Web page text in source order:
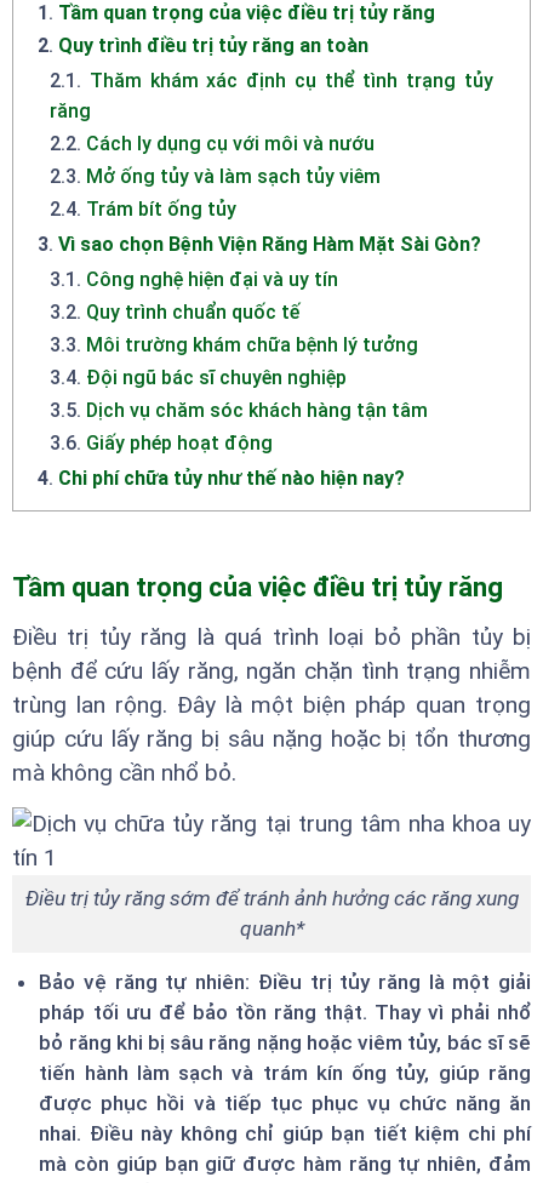
1. Tầm quan trọng của việc điều trị tủy răng
2. Quy trình điều trị tủy răng an toàn
2.1 . Thăm khám xác định cụ thể tình trạng tủy
răng
2.2. Cách ly dụng cụ với môi và nướu
2.3. Mở ống tủy và làm sạch tủy viêm
2.4. Trám bít ống tủy
3. Vì sao chọn Bệnh Viện Răng Hàm Mặt Sài Gòn?
3.1 . Công nghệ hiện đại và uy tín
3.2. Quy trình chuẩn quốc tế
3.3. Môi trường khám chữa bệnh lý tưởng
3.4. Đội ngũ bác sĩ chuyên nghiệp
3.5. Dịch vụ chăm sóc khách hàng tận tâm
3.6. Giấy phép hoạt động
4. Chi phí chữa tủy như thế nào hiện nay?
Tầm quan trọng của việc điều trị tủy răng
Điều trị tủy răng là quá trình loại bỏ phần tủy bị
bệnh để cứu lấy răng, ngăn chặn tình trạng nhiễm
trùng lan rộng. Đây là một biện pháp quan trọng
giúp cứu lấy răng bị sâu nặng hoặc bị tổn thương
mà không cần nhổ bỏ.
Điều trị tủy răng sớm để tránh ảnh hưởng các răng xung
quanh*
Bảo vệ răng tự nhiên: Điều trị tủy răng là một giải
pháp tối ưu để bảo tồn răng thật. Thay vì phải nhổ
bỏ răng khi bị sâu răng nặng hoặc viêm tủy, bác sĩ sẽ
tiến hành làm sạch và trám kín ống tủy, giúp răng
được phục hồi và tiếp tục phục vụ chức năng ăn
nhai. Điều này không chỉ giúp bạn tiết kiệm chi phí
mà còn giúp bạn giữ được hàm răng tự nhiên, đảm